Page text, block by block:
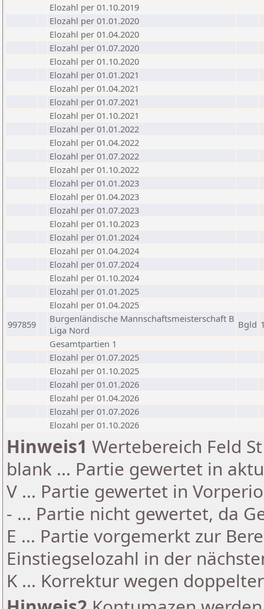
Elozahl per 01.10.2019
Elozahl per 01.01.2020
Elozahl per 01.04.2020
Elozahl per 01.07.2020
Elozahl per 01.10.2020
Elozahl per 01.01.2021
Elozahl per 01.04.2021
Elozahl per 01.07.2021
Elozahl per 01.10.2021
Elozahl per 01.01.2022
Elozahl per 01.04.2022
Elozahl per 01.07.2022
Elozahl per 01.10.2022
Elozahl per 01.01.2023
Elozahl per 01.04.2023
Elozahl per 01.07.2023
Elozahl per 01.10.2023
Elozahl per 01.01.2024
Elozahl per 01.04.2024
Elozahl per 01.07.2024
Elozahl per 01.10.2024
Elozahl per 01.01.2025
Elozahl per 01.04.2025
997859
Burgenländische Mannschaftsmeisterschaft B
Liga Nord
Bgld
Gesamtpartien 1
Elozahl per 01.07.2025
Elozahl per 01.10.2025
Elozahl per 01.01.2026
Elozahl per 01.04.2026
Elozahl per 01.07.2026
Elozahl per 01.10.2026
Hinweis1 Wertebereich Feld
blank ... Partie gewertet in
V ... Partie gewertet in
- ... Partie nicht gewertet, da
E ... Partie vorgemerkt zur
Einstiegselozahl in der
K ... Korrektur wegen